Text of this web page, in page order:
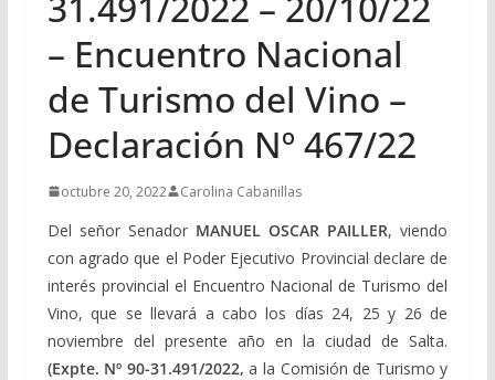
– Encuentro Nacional
de Turismo del Vino –
Declaración Nº 467/22
octubre 20, 2022 Carolina Cabanillas
Del señor SenadorMANUEL OSCAR PAILLER, viendo
con agrado que el Poder Ejecutivo Provincial declare de
interés provincial el Encuentro Nacional de Turismo del
Vino, que se llevará a cabo los días 24, 25 y 26 de
noviembre del presente año en la ciudad de Salta.
(Expte. Nº 90-31.491/2022,a la Comisión de Turismo y